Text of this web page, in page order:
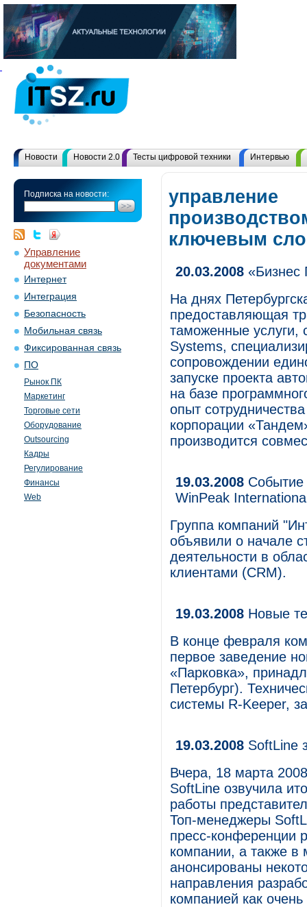
Новости Новости 2.0 Тесты цифровой техники Интервью
Подписка на новости:
Управление
документами
Интернет
Интеграция
Безопасность
Мобильная связь
Фиксированная связь
ПО
Рынок ПК
Маркетинг
Торговые сети
Оборудование
Outsourcing
Кадры
Регулирование
Финансы
Web
управление
ключевым
20.03.2008 «Бизнес
На днях
предоставляющая
таможенные
Systems,
сопровождении
запуске проекта
на базе
опыт
корпорации
производится
19.03.2008 Событие
WinPeak
Группа компаний
объявили о начале
деятельности в
клиентами (CRM).
19.03.2008 Новые
В конце февраля
первое заведение
«Парковка»,
Петербург).
системы R-Keeper,
19.03.2008 SoftLine
Вчера, 18 марта
SoftLine озвучила
работы
Топ-менеджеры
пресс-конференции
компании, а также в
анонсированы
направления
компанией как